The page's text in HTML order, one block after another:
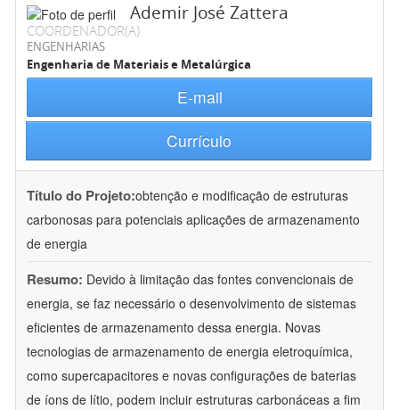
Ademir José Zattera
COORDENADOR(A)
ENGENHARIAS
Engenharia de Materiais e Metalúrgica
E-mail
Currículo
Título do Projeto:obtenção e modificação de estruturas
carbonosas para potenciais aplicações de armazenamento
de energia
Resumo: Devido à limitação das fontes convencionais de
energia, se faz necessário o desenvolvimento de sistemas
eficientes de armazenamento dessa energia. Novas
tecnologias de armazenamento de energia eletroquímica,
como supercapacitores e novas configurações de baterias
de íons de lítio, podem incluir estruturas carbonáceas a fim